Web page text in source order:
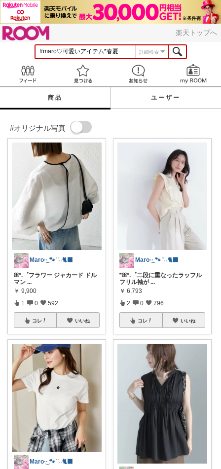
楽天トップへ
詳細検索
見つける お知らせ
商品 ユーザー
#オリジナル写真
Maro·͜· 🐾 ͗ ͗˒˒🐈‍⬛
ꕤ*.゜フラワー ジャカード ドル
マン ...
￥ 9,900
1 0 592
コレ いいね
Maro·͜· 🐾 ͗ ͗˒˒🐈‍⬛
Maro·͜· 🐾 ͗ ͗˒˒🐈‍⬛
*ꕤ*.゜二段に重なったラッフル
フリル袖が ...
￥ 6,793
2 0 796
コレ いいね